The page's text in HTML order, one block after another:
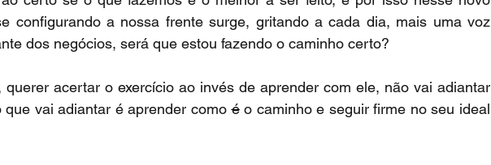
configurando a nossa frente surge, gritando a cada dia, mais uma voz
dos negócios, será que estou fazendo o caminho certo?
querer acertar o exercício ao invés de aprender com ele, não vai adiantar
que vai adiantar é aprender como é o caminho e seguir firme no seu ideal